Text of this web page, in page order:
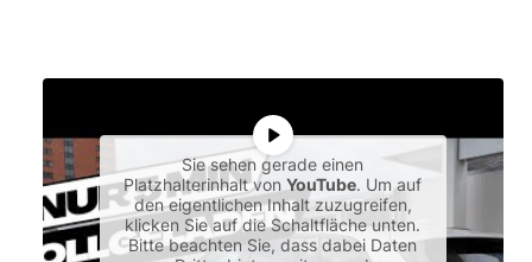
Sie sehen gerade einen
Platzhalterinhalt vonYouTube. Um auf
den eigentlichen Inhalt zuzugreifen,
klicken Sie auf die Schaltfläche unten.
Bitte beachten Sie, dass dabei Daten